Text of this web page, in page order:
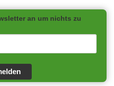
an um nichts zu